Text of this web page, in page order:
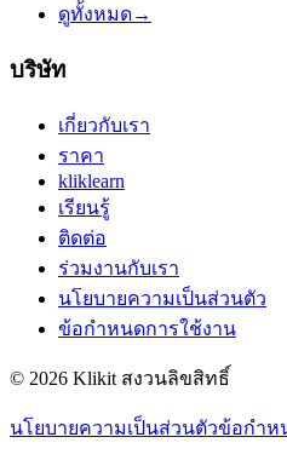
ดูทั้งหมด→
บริษัท
เกี่ยวกับเรา
ราคา
kliklearn
เรียนรู้
ติดต่อ
ร่วมงานกับเรา
นโยบายความเป็นส่วนตัว
ข้อกำหนดการใช้งาน
© 2026 Klikit สงวนลิขสิทธิ์
นโยบายความเป็นส่วนตัวข้อกำห